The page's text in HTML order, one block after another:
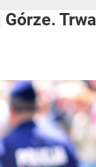
Trwa